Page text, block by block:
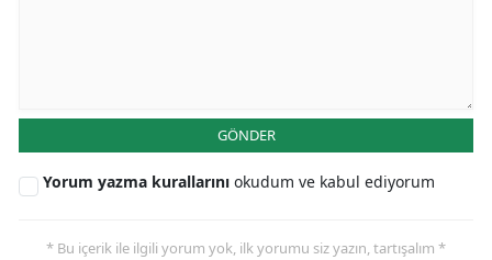
GÖNDER
Yorum yazma kurallarını okudum ve kabul ediyorum
* Bu içerik ile ilgili yorum yok, ilk yorumu siz yazın, tartışalım *